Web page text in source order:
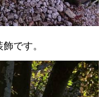
です。